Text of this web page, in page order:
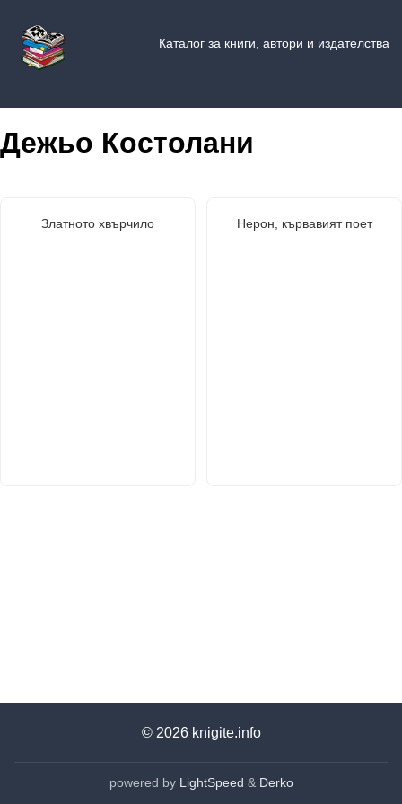
Каталог за книги, автори и издателства
Дежьо Костолани
Златното хвърчило Нерон, кървавият поет
© 2026 knigite.info
powered by LightSpeed & Derko